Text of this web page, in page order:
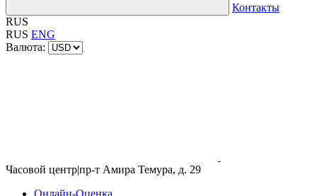
Контакты
RUS
RUS ENG
Валюта:
Часовой центр|пр-т Амира Темура, д. 29
Онлайн-Оценка